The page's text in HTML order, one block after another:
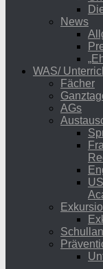
News
WAS/
Fächer
AGs